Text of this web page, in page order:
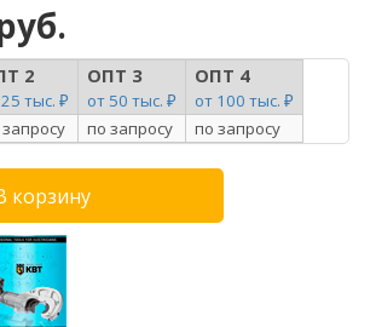
2
тыс. ₽
ОПТ 3
от 50 тыс. ₽
ОПТ 4
от 100 тыс. ₽
по запросу по запросу